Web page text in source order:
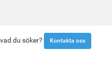
du söker? Kontakta oss